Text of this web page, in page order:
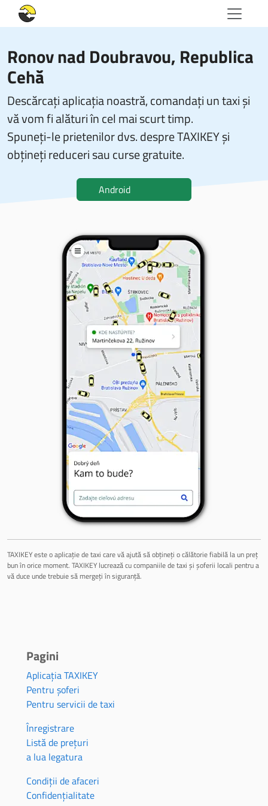
Ronov nad Doubravou, Republica
Cehă
Descărcați aplicația noastră, comandați un taxi și
vă vom fi alături în cel mai scurt timp.
Spuneți-le prietenilor dvs. despre TAXIKEY și
obțineți reduceri sau curse gratuite.
Android
TAXIKEY este o aplicație de taxi care vă ajută să obțineți o călătorie fiabilă la un preț
bun în orice moment. TAXIKEY lucrează cu companiile de taxi și șoferii locali pentru a
vă duce unde trebuie să mergeți în siguranță.
Pagini
Aplicația TAXIKEY
Pentru șoferi
Pentru servicii de taxi
Înregistrare
Listă de prețuri
a lua legatura
Condiții de afaceri
Confidențialitate